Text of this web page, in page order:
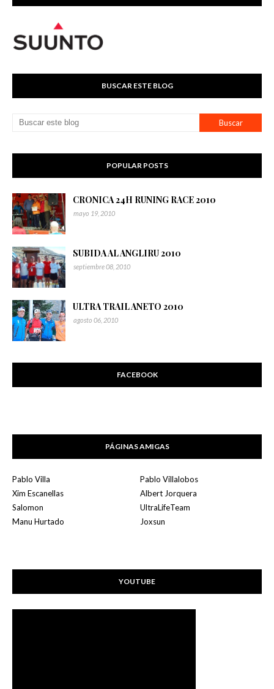
BUSCAR ESTE BLOG
POPULAR POSTS
CRONICA 24H RUNING RACE 2010
mayo 19, 2010
SUBIDA AL ANGLIRU 2010
septiembre 08, 2010
ULTRA TRAIL ANETO 2010
agosto 06, 2010
FACEBOOK
PÁGINAS AMIGAS
Pablo Villa
Pablo Villalobos
Xim Escanellas
Albert Jorquera
Salomon
UltraLifeTeam
Manu Hurtado
Joxsun
YOUTUBE